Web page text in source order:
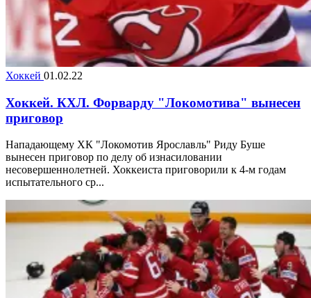
Хоккей 01.02.22
Хоккей. КХЛ. Форварду "Локомотива" вынесен
приговор
Нападающему ХК "Локомотив Ярославль" Риду Буше
вынесен приговор по делу об изнасиловании
несовершеннолетней. Хоккеиста приговорили к 4-м годам
испытательного ср...